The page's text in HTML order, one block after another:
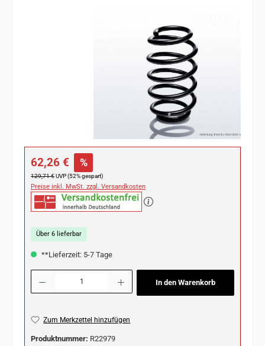
Verkaufspreis:
62,26 € %
Regulärer Preis:
129,71 €UVP (52% gespart)
Preise inkl. MwSt. zzgl. Versandkosten
Über 6 lieferbar
**Lieferzeit: 5-7 Tage
Produkt Anzahl: Gib den gewünschten Wert ein oder benutze die Schaltflächen
In den Warenkorb
Zum Merkzettel hinzufügen
Produktnummer: R22979